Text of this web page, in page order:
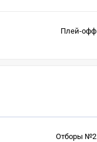
Плей-офф
Отборы №2